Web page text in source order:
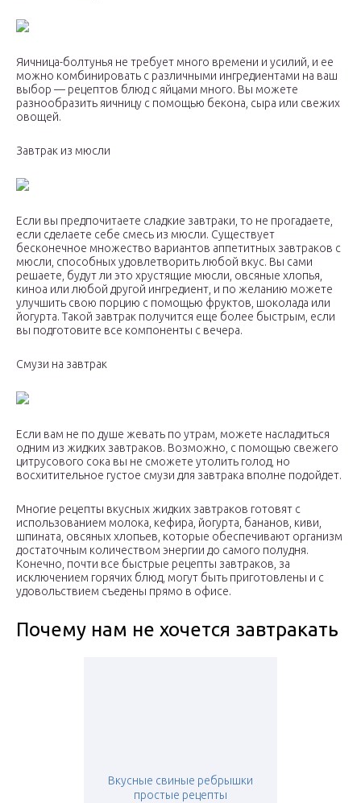
Яичница-болтунья не требует много времени и усилий, и ее
можно комбинировать с различными ингредиентами на ваш
выбор — рецептов блюд с яйцами много. Вы можете
разнообразить яичницу с помощью бекона, сыра или свежих
овощей.
Завтрак из мюсли
Если вы предпочитаете сладкие завтраки, то не прогадаете,
если сделаете себе смесь из мюсли. Существует
бесконечное множество вариантов аппетитных завтраков с
мюсли, способных удовлетворить любой вкус. Вы сами
решаете, будут ли это хрустящие мюсли, овсяные хлопья,
киноа или любой другой ингредиент, и по желанию можете
улучшить свою порцию с помощью фруктов, шоколада или
йогурта. Такой завтрак получится еще более быстрым, если
вы подготовите все компоненты с вечера.
Смузи на завтрак
Если вам не по душе жевать по утрам, можете насладиться
одним из жидких завтраков. Возможно, с помощью свежего
цитрусового сока вы не сможете утолить голод, но
восхитительное густое смузи для завтрака вполне подойдет.
Многие рецепты вкусных жидких завтраков готовят с
использованием молока, кефира, йогурта, бананов, киви,
шпината, овсяных хлопьев, которые обеспечивают организм
достаточным количеством энергии до самого полудня.
Конечно, почти все быстрые рецепты завтраков, за
исключением горячих блюд, могут быть приготовлены и с
удовольствием съедены прямо в офисе.
Почему нам не хочется завтракать
Вкусные свиные ребрышки
простые рецепты